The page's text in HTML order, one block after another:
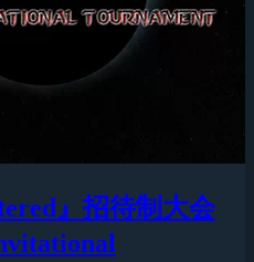
』招待制大会